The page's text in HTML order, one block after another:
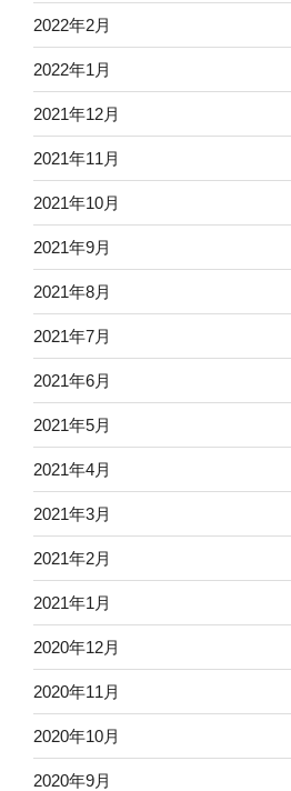
2022年2月
2022年1月
2021年12月
2021年11月
2021年10月
2021年9月
2021年8月
2021年7月
2021年6月
2021年5月
2021年4月
2021年3月
2021年2月
2021年1月
2020年12月
2020年11月
2020年10月
2020年9月